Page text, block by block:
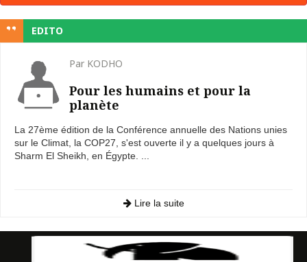
EDITO
Par KODHO
Pour les humains et pour la
planète
La 27ème édition de la Conférence annuelle des Nations unies
sur le Climat, la COP27, s'est ouverte il y a quelques jours à
Sharm El Sheikh, en Égypte. ...
Lire la suite